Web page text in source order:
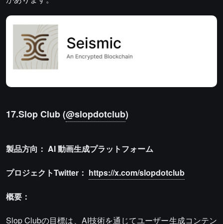
17.Slop Club (@slopdotclub)
製品方向： AI動画生成プラットフォーム
プロジェクトTwitter： https://x.com/slopdotclub
概要：
Slop Clubの目標は、AI技術を通じてユーザー生成コンテン